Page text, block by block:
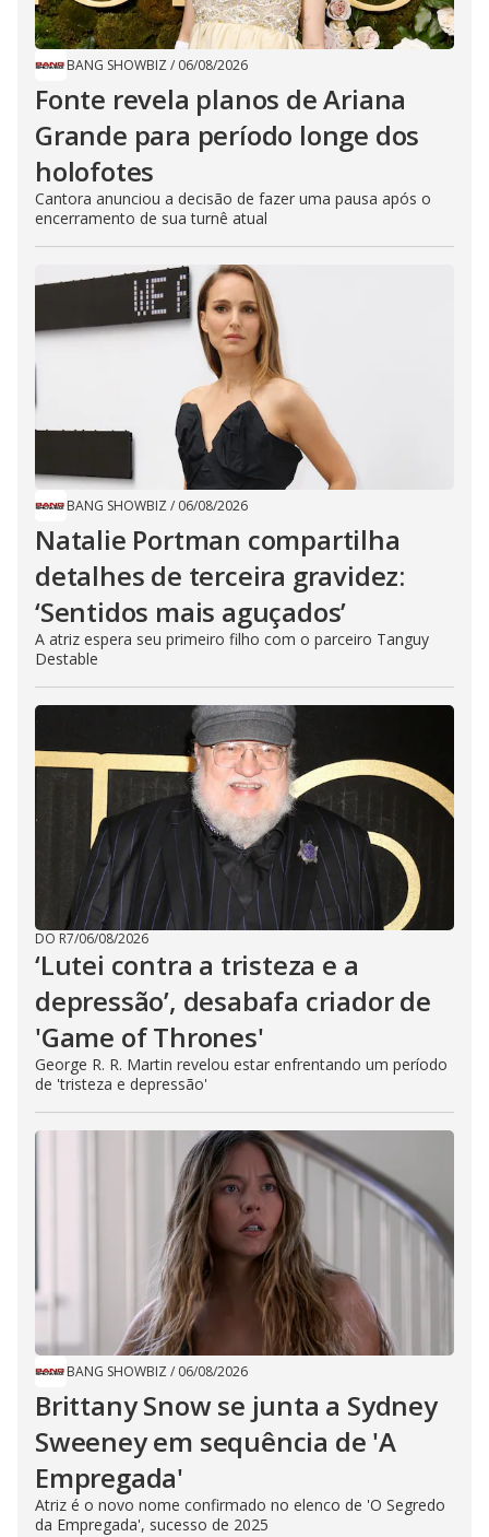
BANG SHOWBIZ / 06/08/2026
Fonte revela planos de Ariana
Grande para período longe dos
holofotes
Cantora anunciou a decisão de fazer uma pausa após o
encerramento de sua turnê atual
BANG SHOWBIZ / 06/08/2026
Natalie Portman compartilha
detalhes de terceira gravidez:
‘Sentidos mais aguçados’
A atriz espera seu primeiro filho com o parceiro Tanguy
Destable
DO R7/06/08/2026
‘Lutei contra a tristeza e a
depressão’, desabafa criador de
'Game of Thrones'
George R. R. Martin revelou estar enfrentando um período
de 'tristeza e depressão'
BANG SHOWBIZ / 06/08/2026
Brittany Snow se junta a Sydney
Sweeney em sequência de ​'A
Empregada​'
Atriz é o novo nome confirmado no elenco de 'O Segredo
da Empregada', sucesso de 2025